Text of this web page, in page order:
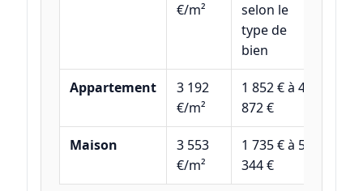
€/m²
selon le
type de
bien
Appartement
3 192
€/m²
1 852 € à 4
872 €
Maison
3 553
€/m²
1 735 € à 5
344 €